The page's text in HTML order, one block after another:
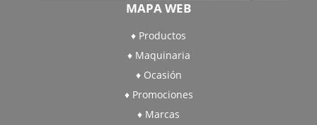
MAPA WEB
Productos
Maquinaria
Ocasión
Promociones
Marcas